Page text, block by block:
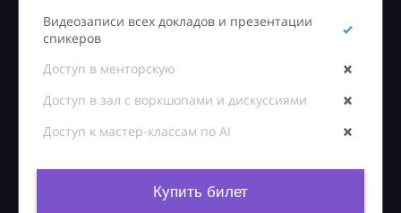
Видеозаписи всех докладов и презентации
спикеров
Доступ в менторскую
Доступ в зал с воркшопами и дискуссиями
Доступ к мастер-классам по AI
Купить билет